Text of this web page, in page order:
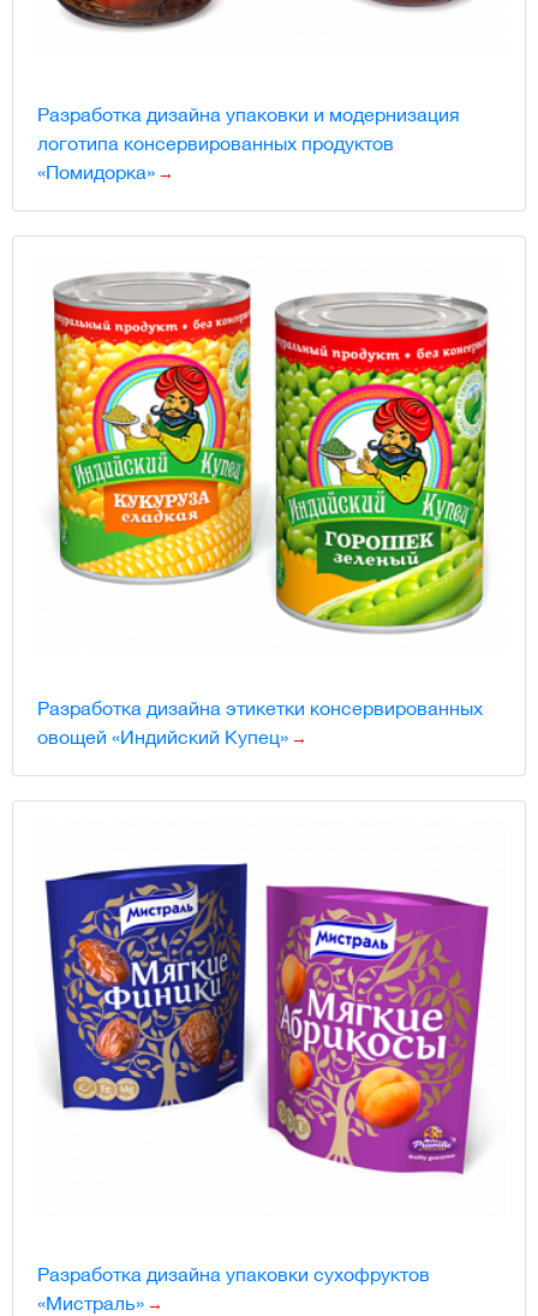
Разработка дизайна упаковки и модернизация
логотипа консервированных продуктов
«Помидорка»
Разработка дизайна этикетки консервированных
овощей «Индийский Купец»
Разработка дизайна упаковки сухофруктов
«Мистраль»